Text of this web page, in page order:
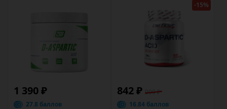
1 390 ₽
27.8 баллов
-15%
842 ₽ 990 ₽
16.84 баллов